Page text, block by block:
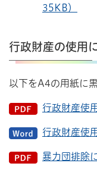
35KB）
行政財産の使用
以下をA4の用紙に
行政財産使
行政財産使
暴力団排除